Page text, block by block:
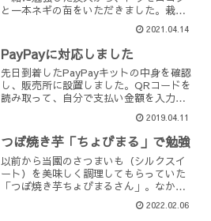
と一本ネギの苗をいただきました。栽培
面積や、農業に携わった時期、もともと
が農家ではないところからの始まりなど
など、色々と共通点があり何かと気の合
う同期（とはいえ、年齢は...
2021.04.14
PayPayに対応しました
先日到着したPayPayキットの中身を確認
し、販売所に設置しました。QRコードを
読み取って、自分で支払い金額を入力す
ればOK。売り場にくるお客さんはほとん
どが年配の方なので、どれくらいの人が
使ってくれるのか疑問もありますが、決
済手段は多い方...
2019.04.11
つぼ焼き芋「ちょびまる」で勉強
以前から当園のさつまいも（シルクスイ
ート）を美味しく調理してもらっていた
「つぼ焼き芋ちょびまるさん」。なかな
かお伺いできるタイミングがなかったた
め、つぼ焼き芋を作っている状況を確認
2022.02.06